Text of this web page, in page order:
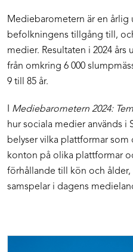
Mediebarometern är en årlig
befolkningens tillgång till,
medier. Resultaten i 2024
från omkring 6 000
9 till 85 år.
Mediebarometern 2024:
hur sociala medier används i
belyser vilka plattformar som
konton på olika plattformar
förhållande till kön och ålder,
samspelar i dagens